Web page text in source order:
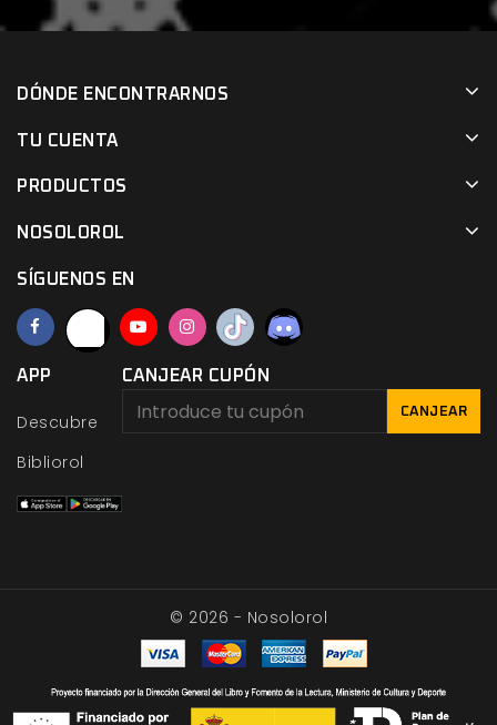
DÓNDE ENCONTRARNOS
TU CUENTA
PRODUCTOS
NOSOLOROL
SÍGUENOS EN
APP
Descubre
Bibliorol
CANJEAR CUPÓN
CANJEAR
© 2026 - Nosolorol